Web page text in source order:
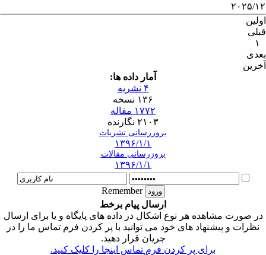
۲۰۲۵/۱۲
اولین
قبلی
۱
بعدی
آخرین
آمار داده ها:
۴ نشریه
۱۳۶ نسخه
۱۷۷۲ مقاله
۲۱۰۳ نگارنده
بروزرسانی نشریات
۱۳۹۶/۱/۱
بروزرسانی مقالات
۱۳۹۶/۱/۱
Remember
ارسال پیام برخط
در صورت مشاهده هر نوع اشکال در داده های پایگاه و یا برای ارسال
نظرات و پیشنهاد های خود می توانید با پر کردن فرم تماس ما را در
جریان قرار دهید.
برای پر کردن فرم تماس اینجا را کلیک کنید.